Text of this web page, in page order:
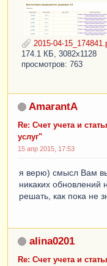
2015-04-
174.1 КБ, 3082x1128
просмотров: 763
AmarantA
Re: Счет учета и
услуг"
15 апр 2015, 17:53
я верю) смысл Вам
никаких обновлений
решать, как пока не
alina0201
Re: Счет учета и